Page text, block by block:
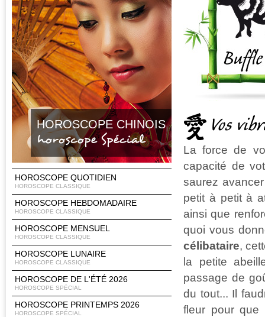
HOROSCOPE CHINOIS
horoscope Spécial
HOROSCOPE QUOTIDIEN
HOROSCOPE CLASSIQUE
HOROSCOPE HEBDOMADAIRE
HOROSCOPE CLASSIQUE
HOROSCOPE MENSUEL
HOROSCOPE CLASSIQUE
HOROSCOPE LUNAIRE
HOROSCOPE CLASSIQUE
HOROSCOPE DE L'ÉTÉ 2026
HOROSCOPE SPÉCIAL
HOROSCOPE PRINTEMPS 2026
HOROSCOPE SPÉCIAL
Vos
La force de
capacité de
saurez
petit à petit à
ainsi que
quoi vous
célibataire,
la petite
passage de
du tout... Il
fleur pour que